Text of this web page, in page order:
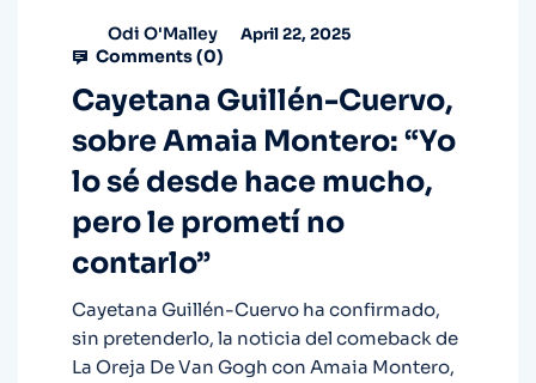
Odi O'Malley April 22, 2025
Comments (0)
Cayetana Guillén-Cuervo,
sobre Amaia Montero: “Yo
lo sé desde hace mucho,
pero le prometí no
contarlo”
Cayetana Guillén-Cuervo ha confirmado,
sin pretenderlo, la noticia del comeback de
La Oreja De Van Gogh con Amaia Montero,